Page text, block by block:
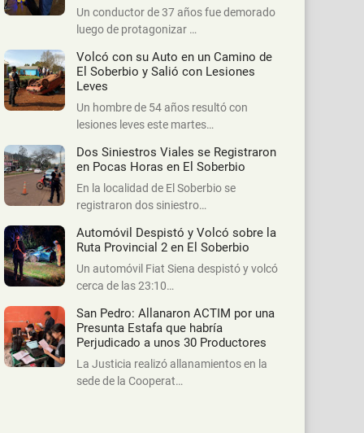
Un conductor de 37 años fue demorado
luego de protagonizar …
Volcó con su Auto en un Camino de
El Soberbio y Salió con Lesiones
Leves
Un hombre de 54 años resultó con
lesiones leves este martes…
Dos Siniestros Viales se Registraron
en Pocas Horas en El Soberbio
En la localidad de El Soberbio se
registraron dos siniestro…
Automóvil Despistó y Volcó sobre la
Ruta Provincial 2 en El Soberbio
Un automóvil Fiat Siena despistó y volcó
cerca de las 23:10…
San Pedro: Allanaron ACTIM por una
Presunta Estafa que habría
Perjudicado a unos 30 Productores
La Justicia realizó allanamientos en la
sede de la Cooperat…